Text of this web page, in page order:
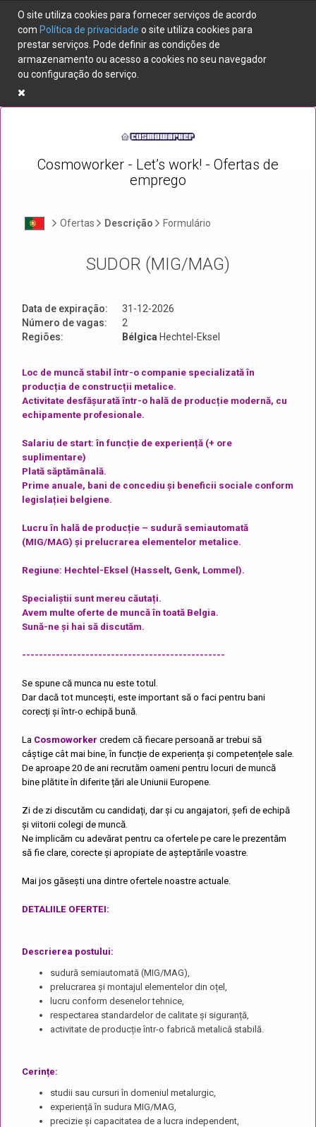
O site utiliza cookies para fornecer serviços de acordo
com Política de privacidade o site utiliza cookies para
prestar serviços. Pode definir as condições de
armazenamento ou acesso a cookies no seu navegador
ou configuração do serviço.
Cosmoworker - Let’s work! - Ofertas de
emprego
Ofertas Descrição Formulário
SUDOR (MIG/MAG)
Data de expiração:
31-12-2026
Número de vagas:
2
Regiões:
Bélgica Hechtel-Eksel
Loc de muncă stabil într-o companie specializată în
producția de construcții metalice.
Activitate desfășurată într-o hală de producție modernă, cu
echipamente profesionale.
Salariu de start: în funcție de experiență (+ ore
suplimentare)
Plată săptămânală.
Prime anuale, bani de concediu și beneficii sociale conform
legislației belgiene.
Lucru în hală de producție – sudură semiautomată
(MIG/MAG) și prelucrarea elementelor metalice.
Regiune: Hechtel-Eksel (Hasselt, Genk, Lommel).
Specialiștii sunt mereu căutați.
Avem multe oferte de muncă în toată Belgia.
Sună-ne și hai să discutăm.
------------------------------------------------
Se spune că munca nu este totul.
Dar dacă tot muncești, este important să o faci pentru bani
corecți și într-o echipă bună.
La Cosmoworker credem că fiecare persoană ar trebui să
câștige cât mai bine, în funcție de experiența și competențele sale.
De aproape 20 de ani recrutăm oameni pentru locuri de muncă
bine plătite în diferite țări ale Uniunii Europene.
Zi de zi discutăm cu candidați, dar și cu angajatori, șefi de echipă
și viitorii colegi de muncă.
Ne implicăm cu adevărat pentru ca ofertele pe care le prezentăm
să fie clare, corecte și apropiate de așteptările voastre.
Mai jos găsești una dintre ofertele noastre actuale.
DETALIILE OFERTEI:
Descrierea postului:
sudură semiautomată (MIG/MAG),
prelucrarea și montajul elementelor din oțel,
lucru conform desenelor tehnice,
respectarea standardelor de calitate și siguranță,
activitate de producție într-o fabrică metalică stabilă.
Cerințe:
studii sau cursuri în domeniul metalurgic,
experiență în sudura MIG/MAG,
precizie și capacitatea de a lucra independent,